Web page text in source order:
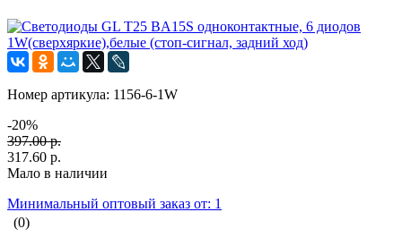
Номер артикула: 1156-6-1W
-20%
397.00 р.
317.60 р.
Мало в наличии
Минимальный оптовый заказ от: 1
(0)